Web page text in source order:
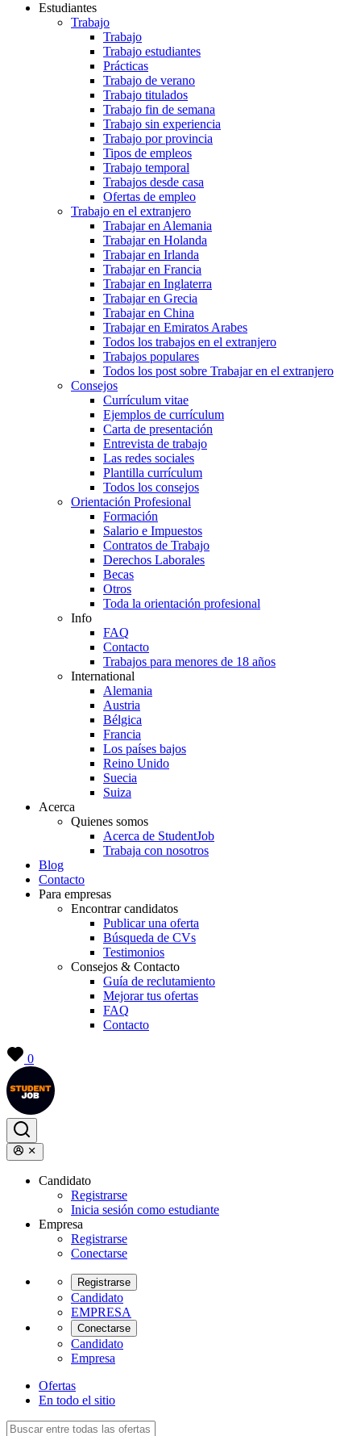
Estudiantes
Trabajo
Trabajo
Trabajo estudiantes
Prácticas
Trabajo de verano
Trabajo titulados
Trabajo fin de semana
Trabajo sin experiencia
Trabajo por provincia
Tipos de empleos
Trabajo temporal
Trabajos desde casa
Ofertas de empleo
Trabajo en el extranjero
Trabajar en Alemania
Trabajar en Holanda
Trabajar en Irlanda
Trabajar en Francia
Trabajar en Inglaterra
Trabajar en Grecia
Trabajar en China
Trabajar en Emiratos Arabes
Todos los trabajos en el extranjero
Trabajos populares
Todos los post sobre Trabajar en el extranjero
Consejos
Currículum vitae
Ejemplos de currículum
Carta de presentación
Entrevista de trabajo
Las redes sociales
Plantilla currículum
Todos los consejos
Orientación Profesional
Formación
Salario e Impuestos
Contratos de Trabajo
Derechos Laborales
Becas
Otros
Toda la orientación profesional
Info
FAQ
Contacto
Trabajos para menores de 18 años
International
Alemania
Austria
Bélgica
Francia
Los países bajos
Reino Unido
Suecia
Suiza
Acerca
Quienes somos
Acerca de StudentJob
Trabaja con nosotros
Blog
Contacto
Para empresas
Encontrar candidatos
Publicar una oferta
Búsqueda de CVs
Testimonios
Consejos & Contacto
Guía de reclutamiento
Mejorar tus ofertas
FAQ
Contacto
0
Candidato
Registrarse
Inicia sesión como estudiante
Empresa
Registrarse
Conectarse
Registrarse
Candidato
EMPRESA
Conectarse
Candidato
Empresa
Ofertas
En todo el sitio